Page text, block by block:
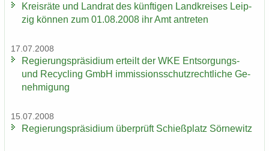
Kreis­rä­te und Land­rat des künf­ti­gen Land­krei­ses Leip­
zig kön­nen zum 01.08.2008 ihr Amt an­tre­ten
17.07.2008
Re­gie­rungs­prä­si­di­um er­teilt der WKE Entsorgungs-​
und Re­cy­cling GmbH im­mis­si­ons­schutz­recht­li­che Ge­
neh­mi­gung
15.07.2008
Re­gie­rungs­prä­si­di­um über­prüft Schieß­platz Sör­ne­witz